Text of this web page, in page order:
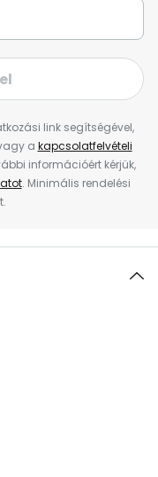
link segítségével,
a kapcsolatfelvételi
információért kérjük,
. Minimális rendelési